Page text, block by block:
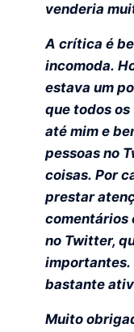
venderia
A crítica é
incomoda.
estava um
que todos
até mim e
pessoas no
coisas. Por
prestar
comentários
no Twitter,
importantes.
bastante
Muito